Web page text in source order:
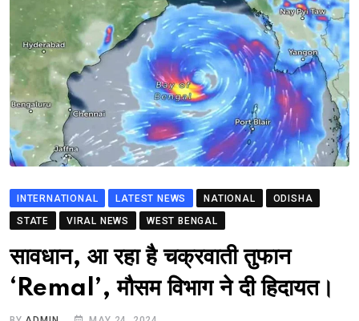
INTERNATIONAL LATEST NEWS NATIONAL
ODISHA
STATE
VIRAL NEWS WEST BENGAL
सावधान, आ रहा है चक्रवाती तुफान
‘Remal’, मौसम विभाग ने दी हिदायत।